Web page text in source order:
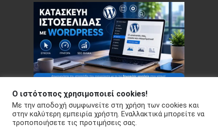
Copyright © 2026 Your e-articles - WordPress Theme : by
Sparkle Themes Πολιτική Απορρήτου
Ο ιστότοπος χρησιμοποιεί cookies!
Με την αποδοχή συμφωνείτε στη χρήση των cookies και
στην καλύτερη εμπειρία χρήστη. Εναλλακτικά μπορείτε να
τροποποιήσετε τις προτιμήσεις σας.